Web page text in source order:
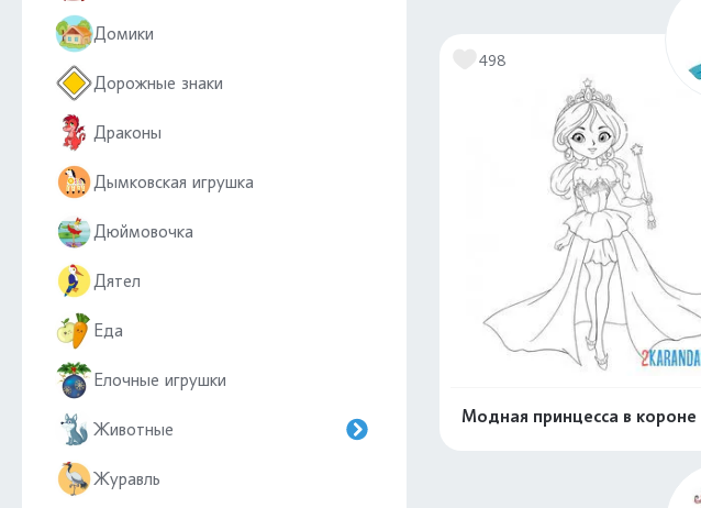
Домики
Дорожные знаки
Драконы
Дымковская игрушка
Дюймовочка
Дятел
Еда
Елочные игрушки
Животные
Журавль
498
Модная принцесса в короне